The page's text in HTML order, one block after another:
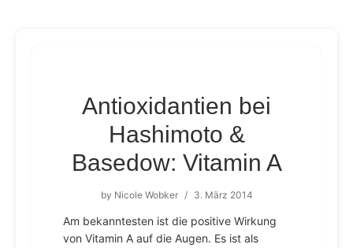
Antioxidantien bei
Hashimoto &
Basedow: Vitamin A
by Nicole Wobker / 3. März 2014
Am bekanntesten ist die positive Wirkung
von Vitamin A auf die Augen. Es ist als